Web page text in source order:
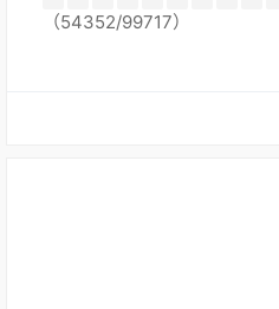
（54352/99717）